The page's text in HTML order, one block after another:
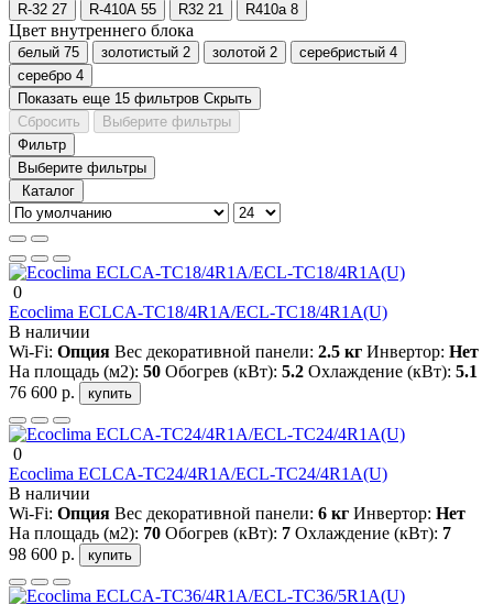
R-32 27 R-410A 55 R32 21 R410a 8
Цвет внутреннего блока
белый 75 золотистый 2 золотой 2 серебристый 4
серебро 4
Показать еще 15 фильтров Скрыть
Сбросить
Выберите фильтры
Фильтр
Выберите фильтры
Каталог
0
Ecoclima ECLCA-TC18/4R1A/ECL-TC18/4R1A(U)
В наличии
Wi-Fi: Опция Вес декоративной панели: 2.5 кг Инвертор: Нет
На площадь (м2): 50 Обогрев (кВт): 5.2 Охлаждение (кВт): 5.1
76 600 р.
купить
0
Ecoclima ECLCA-TC24/4R1A/ECL-TC24/4R1A(U)
В наличии
Wi-Fi: Опция Вес декоративной панели: 6 кг Инвертор: Нет
На площадь (м2): 70 Обогрев (кВт): 7 Охлаждение (кВт): 7
98 600 р.
купить